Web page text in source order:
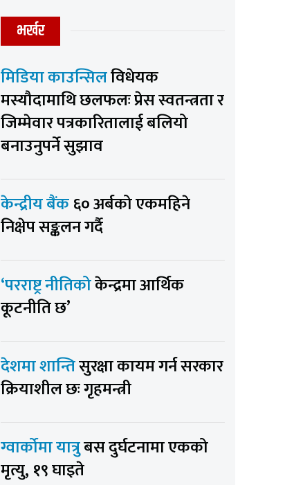
भर्खर
मिडिया काउन्सिलविधेयक
मस्यौदामाथि छलफलः प्रेस स्वतन्त्रता र
जिम्मेवार पत्रकारितालाई बलियो
बनाउनुपर्ने सुझाव
केन्द्रीय बैंक६० अर्बको एकमहिने
निक्षेप सङ्कलन गर्दै
‘परराष्ट्र नीतिकोकेन्द्रमा आर्थिक
कूटनीति छ’
देशमा शान्तिसुरक्षा कायम गर्न सरकार
क्रियाशील छः गृहमन्त्री
ग्वार्कोमा यात्रुबस दुर्घटनामा एकको
मृत्यु, १९ घाइते